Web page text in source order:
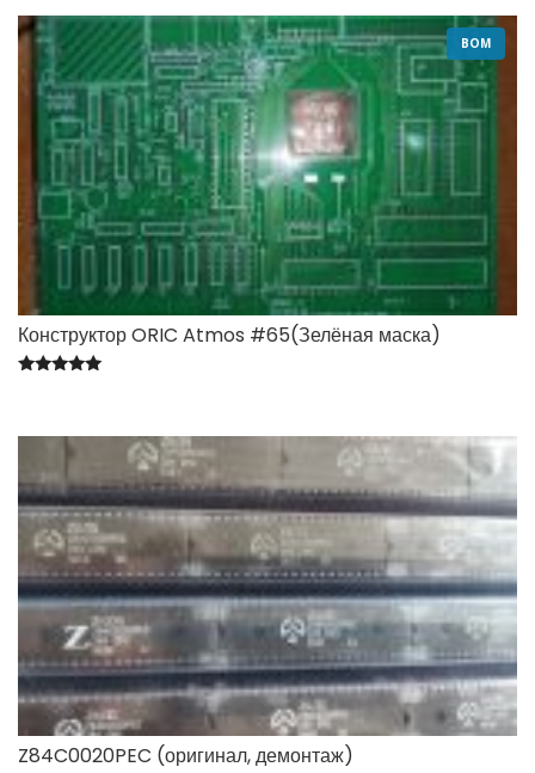
BOM
Конструктор ORIC Atmos #65(Зелёная маска)
Z84C0020PEC (оригинал, демонтаж)